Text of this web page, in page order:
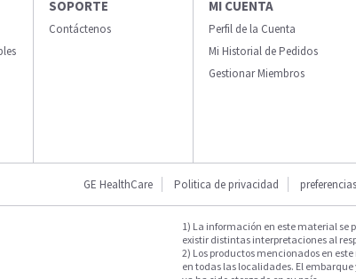
SOPORTE
Contáctenos
MI CUENTA
Perfil de la Cuenta
Mi Historial de Pedidos
Gestionar Miembros
GE HealthCare Politica de privacidad
1) La información en este material se
existir distintas interpretaciones al
2) Los productos mencionados en
en todas las localidades. El